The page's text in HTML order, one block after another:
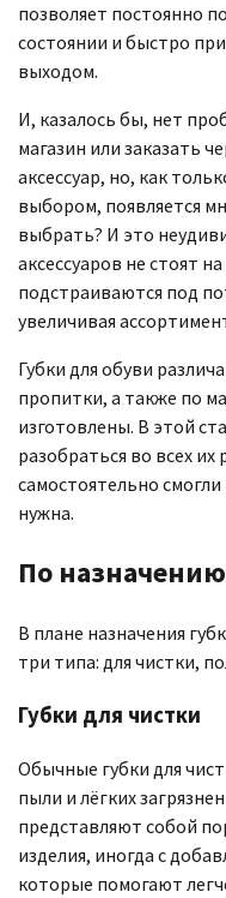
позволяет постоянно
состоянии и быстро
выходом.
И, казалось бы, нет
магазин или заказать
аксессуар, но, как
выбором, появляется
выбрать? И это
аксессуаров не стоят
подстраиваются под
увеличивая
Губки для обуви
пропитки, а также по
изготовлены. В этой
разобраться во всех
самостоятельно
нужна.
По назначению
В плане назначения
три типа: для чистки,
Губки для чистки
Обычные губки для
пыли и лёгких
представляют собой
изделия, иногда с
которые помогают